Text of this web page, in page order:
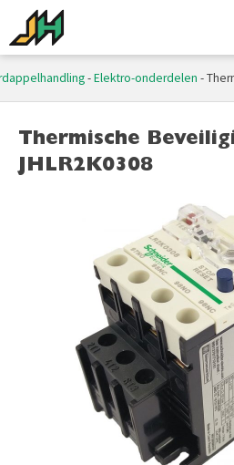
-Elektro-onderdelen -
Thermische
JHLR2K0308